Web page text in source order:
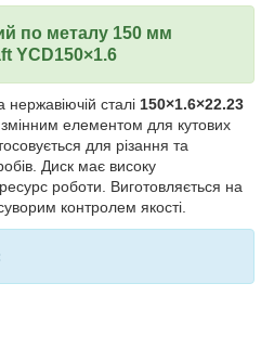
по металу 150 мм
YCD150×1.6
нержавіючій сталі 150×1.6×22.23
елементом для кутових
для різання та
Диск має високу
роботи. Виготовляється на
контролем якості.